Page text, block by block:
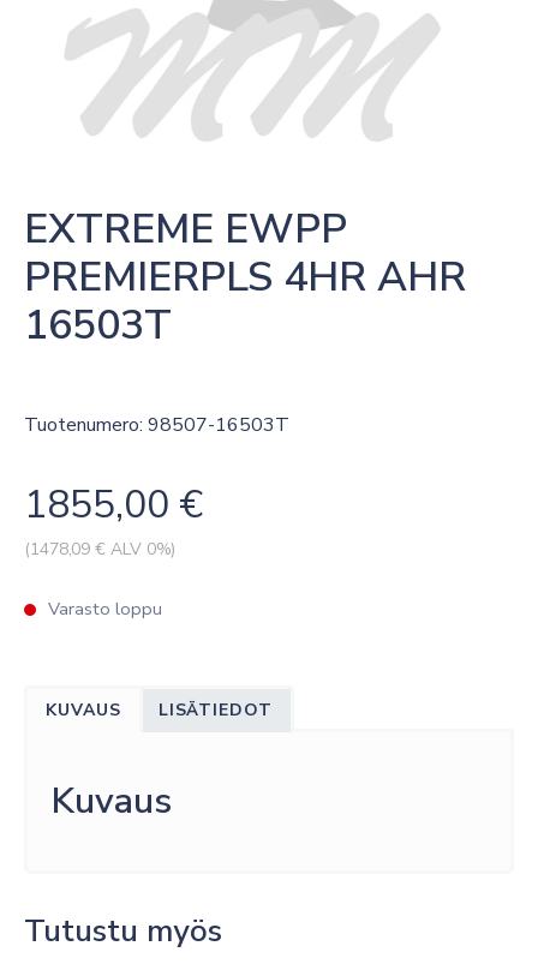
EXTREME EWPP
PREMIERPLS 4HR AHR
16503T
Tuotenumero: 98507-16503T
1855,00 €
(1478,09 € ALV 0%)
Varasto loppu
KUVAUS LISÄTIEDOT
Kuvaus
Tutustu myös